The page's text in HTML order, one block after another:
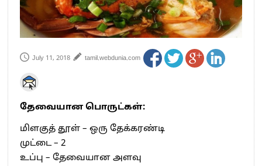
செத்து சாம்பல் ஆனாலும் தனித்துதான் போட்டி – சீமான்
பாகிஸ்தானின் அணு ஆயுத மிரட்டலுக்கு அஞ்சமாட்டோம் – இந்தியா
தமிழக சட்டப்பேரவையில் காலியிடங்கள் 6 ஆக உயர்வு
July 11, 2018 tamil.webdunia.com
தேவையான பொருட்கள்:
மிளகுத் தூள் – ஒரு தேக்கரண்டி
முட்டை – 2
உப்பு – தேவையான அளவு